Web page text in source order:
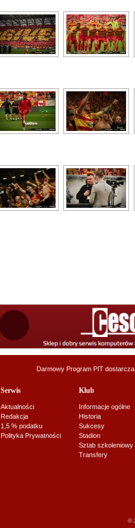
Darmowy Program PIT dostarcza
Serwis
Aktualności
Redakcja
1,5 % podatku
Polityka Prywatności
Klub
Informacje ogólne
Historia
Sukcesy
Stadion
Sztab szkoleniowy
Transfery
©